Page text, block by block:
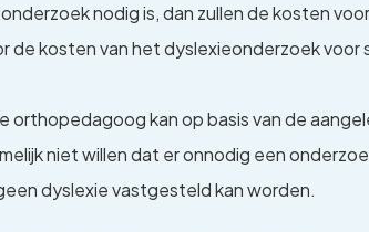
nodig is, dan zullen de kosten
de kosten van het dyslexieonderzoek
orthopedagoog kan op basis van de
niet willen dat er onnodig een
dyslexie vastgesteld kan worden.